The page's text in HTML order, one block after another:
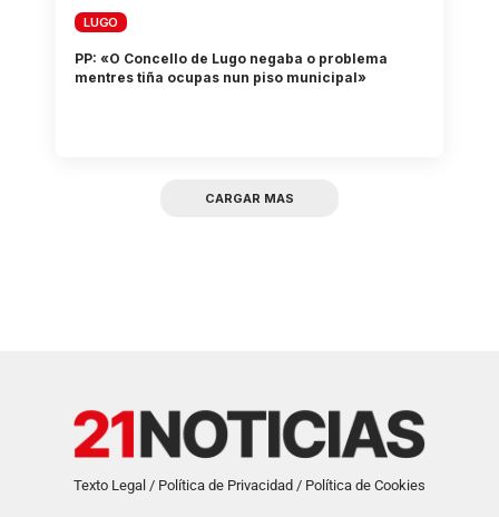
LUGO
PP: «O Concello de Lugo negaba o problema
mentres tiña ocupas nun piso municipal»
CARGAR MAS
Texto Legal / Política de Privacidad / Política de Cookies